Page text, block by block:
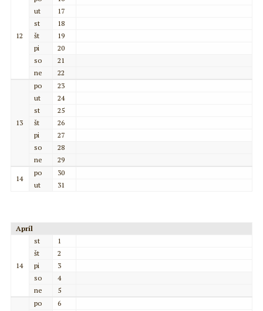
12
ut
17
st
18
št
19
pi
20
so
21
ne
22
13
po
23
ut
24
st
25
št
26
pi
27
so
28
ne
29
14
po
30
ut
31
Apríl
14
st
1
št
2
pi
3
so
4
ne
5
po
6